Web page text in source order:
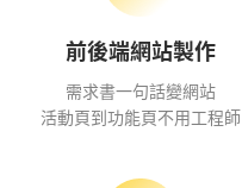
前後端網站製作
需求書一句話變網站
活動頁到功能頁不用工程師